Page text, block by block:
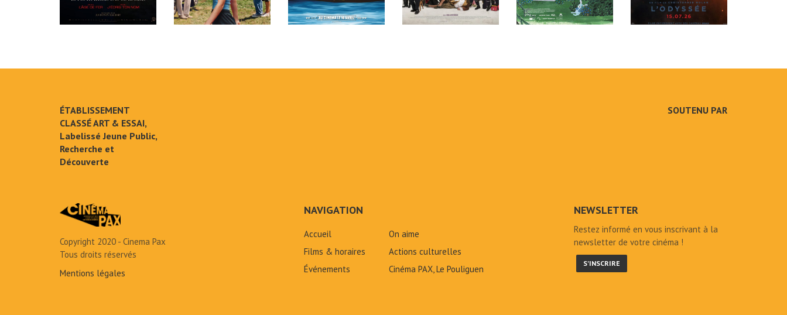
ÉTABLISSEMENT
CLASSÉ ART & ESSAI,
Labelissé Jeune Public,
Recherche et
Découverte
SOUTENU PAR
Copyright 2020 - Cinema Pax
Tous droits réservés
Mentions légales
NAVIGATION
Accueil
Films & horaires
Événements
On aime
Actions culturelles
Cinéma PAX, Le Pouliguen
NEWSLETTER
Restez informé en vous inscrivant à la
newsletter de votre cinéma !
S'INSCRIRE